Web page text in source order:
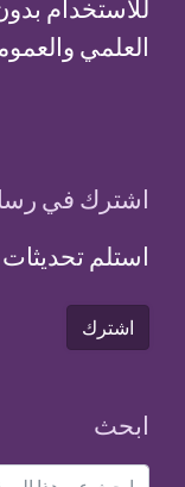
للاستخدام
العلمي
اشترك في
استلم
اشترك
ابحث